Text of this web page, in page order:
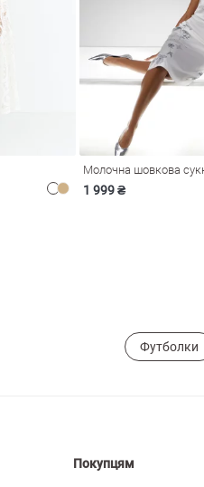
1 999 ₴
Футболки
Покупцям